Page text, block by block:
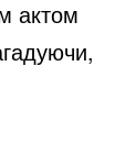
актом